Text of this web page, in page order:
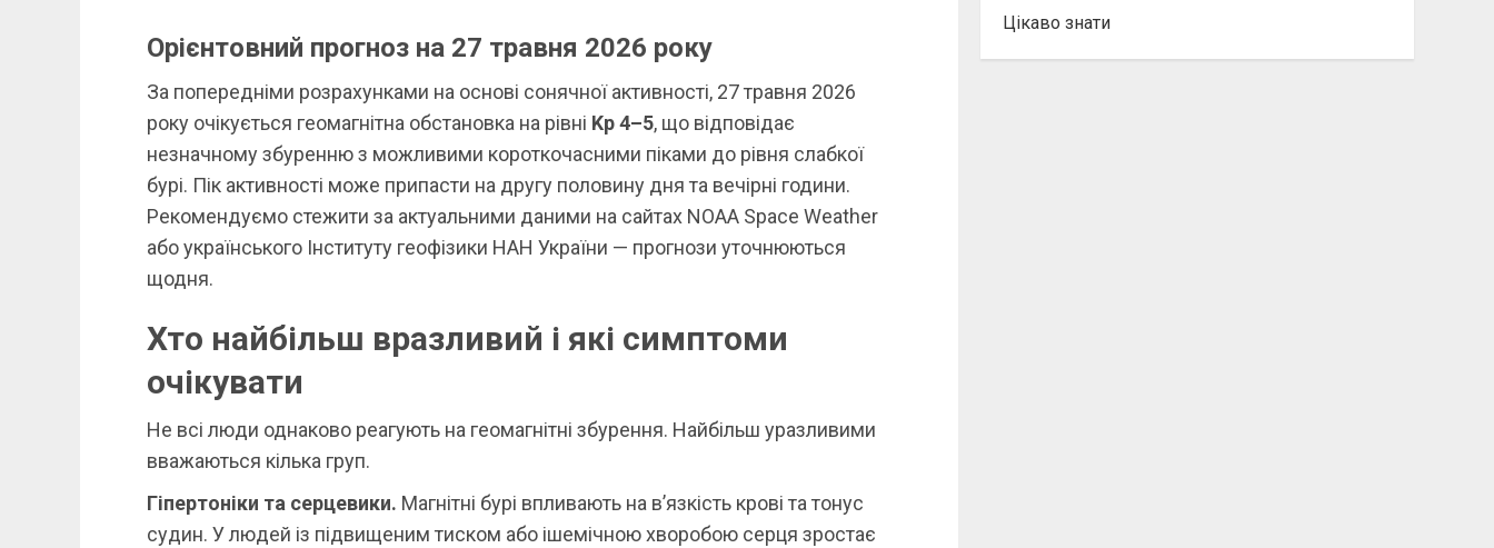
Орієнтовний прогноз на 27 травня 2026 року
За попередніми розрахунками на основі сонячної активності, 27 травня 2026
року очікується геомагнітна обстановка на рівні Kp 4–5, що відповідає
незначному збуренню з можливими короткочасними піками до рівня слабкої
бурі. Пік активності може припасти на другу половину дня та вечірні години.
Рекомендуємо стежити за актуальними даними на сайтах NOAA Space Weather
або українського Інституту геофізики НАН України — прогнози уточнюються
щодня.
Хто найбільш вразливий і які симптоми
очікувати
Не всі люди однаково реагують на геомагнітні збурення. Найбільш уразливими
вважаються кілька груп.
Гіпертоніки та серцевики. Магнітні бурі впливають на в’язкість крові та тонус
судин. У людей із підвищеним тиском або ішемічною хворобою серця зростає
Цікаво знати